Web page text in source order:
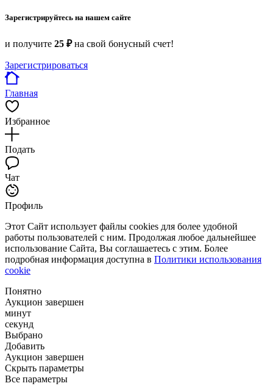
Зарегистрируйтесь на нашем сайте
и получите 25 ₽на свой бонусный счет!
Зарегистрироваться
Главная
Избранное
Подать
Чат
Профиль
Этот Сайт использует файлы cookies для более удобной
работы пользователей с ним. Продолжая любое дальнейшее
использование Сайта, Вы соглашаетесь с этим. Более
подробная информация доступна в Политики использования
cookie
Понятно
Аукцион завершен
минут
секунд
Выбрано
Добавить
Аукцион завершен
Скрыть параметры
Все параметры